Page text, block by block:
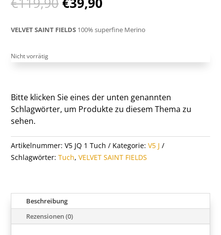
Preis
war:
€119,90
ist:
€39,90.
VELVET SAINT FIELDS 100% superfine Merino
Nicht vorrätig
Bitte klicken Sie eines der unten genannten
Schlagwörter, um Produkte zu diesem Thema zu
sehen.
Artikelnummer: V5 JQ 1 Tuch Kategorie: V5 J
Schlagwörter: Tuch, VELVET SAINT FIELDS
Beschreibung
Rezensionen (0)